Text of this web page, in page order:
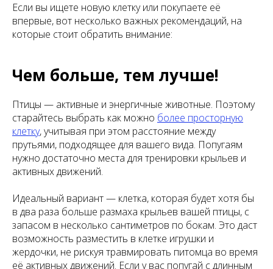
Если вы ищете новую клетку или покупаете её
впервые, вот несколько важных рекомендаций, на
которые стоит обратить внимание:
Чем больше, тем лучше!
Птицы — активные и энергичные животные. Поэтому
старайтесь выбрать как можно более просторную
клетку, учитывая при этом расстояние между
прутьями, подходящее для вашего вида. Попугаям
нужно достаточно места для тренировки крыльев и
активных движений.
Идеальный вариант — клетка, которая будет хотя бы
в два раза больше размаха крыльев вашей птицы, с
запасом в несколько сантиметров по бокам. Это даст
возможность разместить в клетке игрушки и
жердочки, не рискуя травмировать питомца во время
её активных движений. Если у вас попугай с длинным